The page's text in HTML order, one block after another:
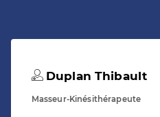
Duplan Thibault
Masseur-Kinésithérapeute